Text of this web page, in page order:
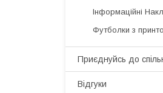
Інформаційні
Футболки з
Приєднуйсь до
Відгуки